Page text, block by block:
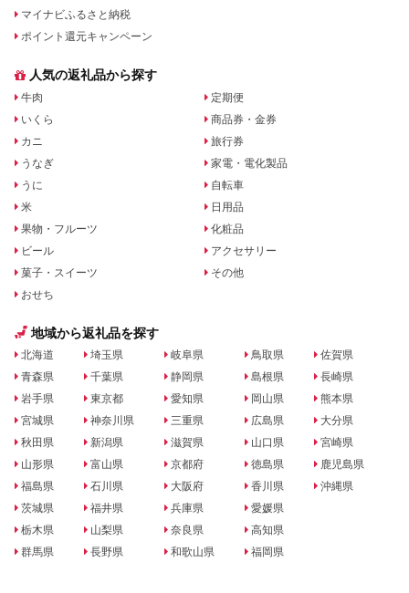
マイナビふるさと納税
ポイント還元キャンペーン
人気の返礼品から探す
牛肉
いくら
カニ
うなぎ
うに
米
果物・フルーツ
ビール
菓子・スイーツ
おせち
定期便
商品券・金券
旅行券
家電・電化製品
自転車
日用品
化粧品
アクセサリー
その他
地域から返礼品を探す
北海道
青森県
岩手県
宮城県
秋田県
山形県
福島県
茨城県
栃木県
群馬県
埼玉県
千葉県
東京都
神奈川県
新潟県
富山県
石川県
福井県
山梨県
長野県
岐阜県
静岡県
愛知県
三重県
滋賀県
京都府
大阪府
兵庫県
奈良県
和歌山県
鳥取県
島根県
岡山県
広島県
山口県
徳島県
香川県
愛媛県
高知県
福岡県
佐賀県
長崎県
熊本県
大分県
宮崎県
鹿児島県
沖縄県